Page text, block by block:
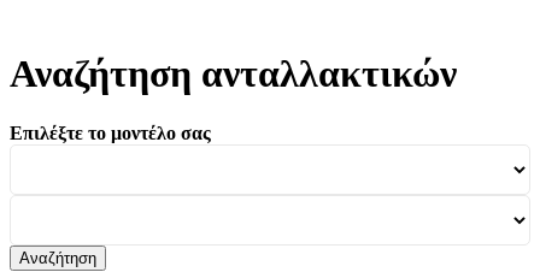
Αναζήτηση ανταλλακτικών
Επιλέξτε το μοντέλο σας
Αναζήτηση